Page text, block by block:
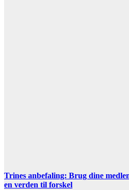
Trines anbefaling: Brug dine
en verden til forskel